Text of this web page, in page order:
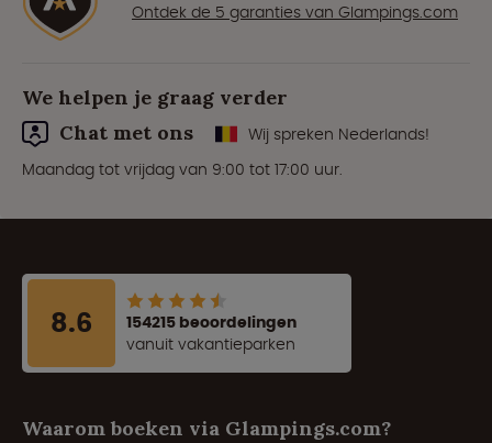
Ontdek de 5 garanties van Glampings.com
We helpen je graag verder
Chat met ons
Wij spreken Nederlands!
Maandag tot vrijdag van 9:00 tot 17:00 uur.
8.6
154215 beoordelingen
vanuit vakantieparken
Waarom boeken via Glampings.com?